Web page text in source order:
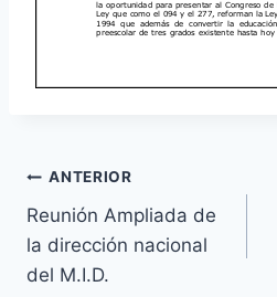
Navegación
de
entradas
ANTERIOR
Reunión Ampliada de
la dirección nacional
del M.I.D.